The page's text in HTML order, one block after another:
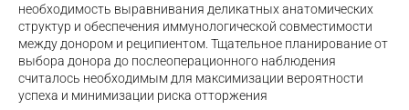
необходимость выравнивания деликатных анатомических
структур и обеспечения иммунологической совместимости
между донором и реципиентом. Тщательное планирование от
выбора донора до послеоперационного наблюдения
считалось необходимым для максимизации вероятности
успеха и минимизации риска отторжения